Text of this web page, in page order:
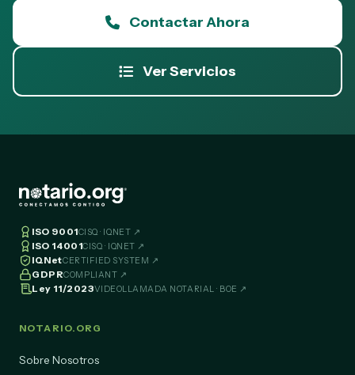
Contactar Ahora
Ver Servicios
ISO 9001CISQ · IQNET ↗
ISO 14001CISQ · IQNET ↗
IQNetCERTIFIED SYSTEM ↗
GDPRCOMPLIANT ↗
Ley 11/2023VIDEOLLAMADA NOTARIAL · BOE ↗
NOTARIO.ORG
Sobre Nosotros